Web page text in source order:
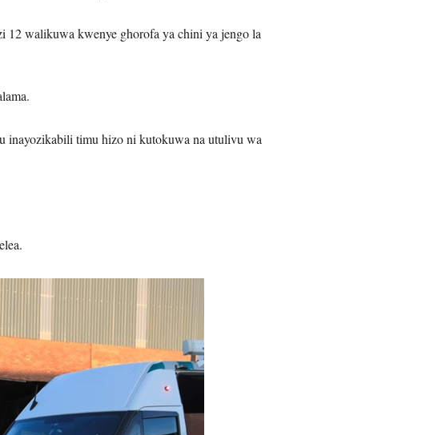
12 walikuwa kwenye ghorofa ya chini ya jengo la
inayozikabili timu hizo ni kutokuwa na utulivu wa